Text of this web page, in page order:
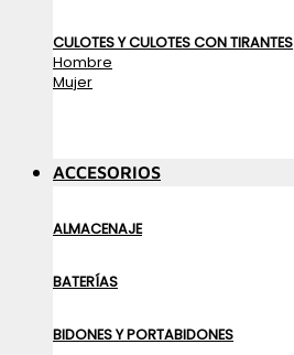
CULOTES Y CULOTES CON TIRANTES
Hombre
Mujer
ACCESORIOS
ALMACENAJE
BATERÍAS
BIDONES Y PORTABIDONES